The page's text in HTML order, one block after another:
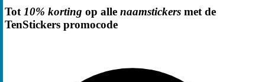
Tot10% korting op alle naamstickers met de
TenStickers promocode